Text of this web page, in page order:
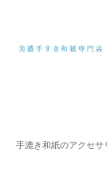
手漉き和紙のアクセサ